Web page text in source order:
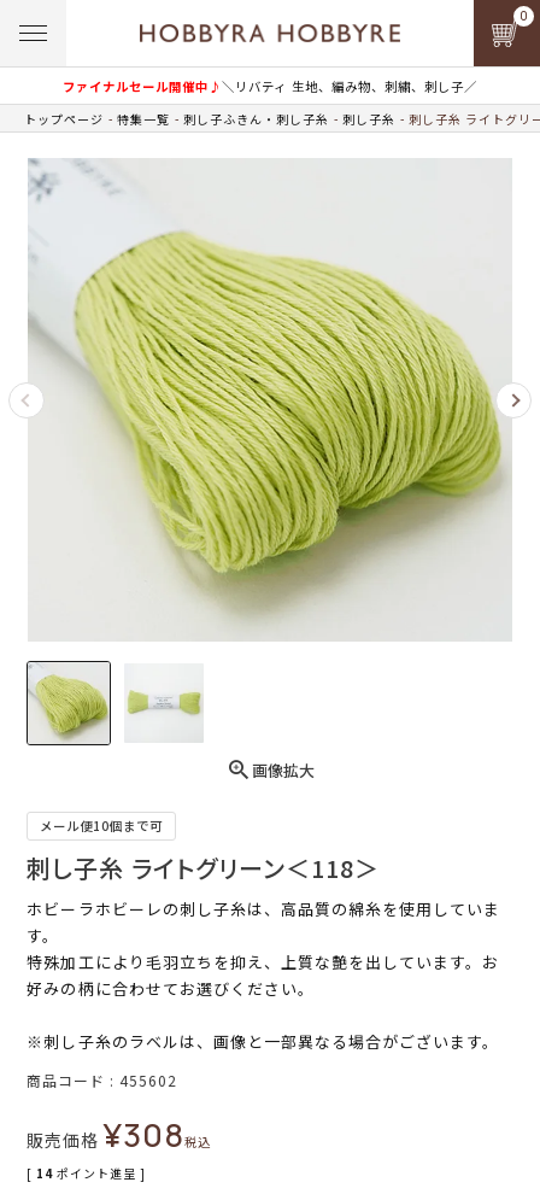
ファイナルセール開催中♪＼リバティ 生地、編み物、刺繍、刺し子／
0
トップページ 特集一覧 刺し子ふきん・刺し子糸 刺し子糸 刺し子糸 ライトグリ
画像拡大
メール便10個まで可
刺し子糸 ライトグリーン＜118＞
ホビーラホビーレの刺し子糸は、高品質の綿糸を使用していま
す。
特殊加工により毛羽立ちを抑え、上質な艶を出しています。お
好みの柄に合わせてお選びください。
※刺し子糸のラベルは、画像と一部異なる場合がございます。
商品コード 455602
販売価格 ¥308税込
[ 14 ポイント進呈 ]